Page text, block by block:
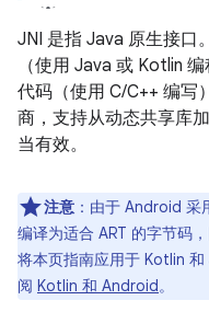
JNI 是指 Java 原生接口
（使用 Java 或 Kotlin
代码（使用 C/C++ 编写
商，支持从动态共享库
当有效。
注意 ：由于 Android
编译为适合 ART 的字节码
将本页指南应用于 Kotlin
阅 Kotlin 和 Android。